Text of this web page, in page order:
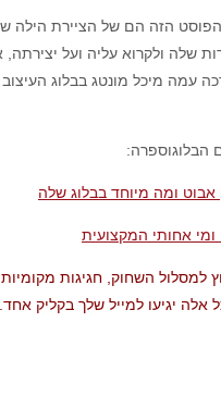
הפוסט הזה הם של הציירת הילה
שלה ולקרוא עליה ועל
עמה מיכל מונטג בבלוג
הבלוגוספרה:
אבוט ומה מיוחד בבלוג שלה
אחותי המקצועית
למסלול השחוק, חגיגות
אלה יגיעו למייל שלך בקליק אחד.